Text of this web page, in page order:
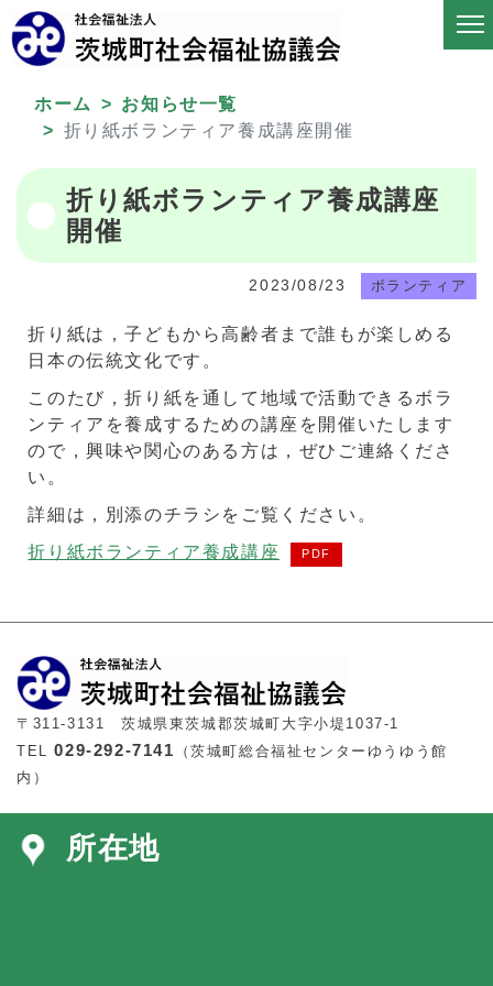
ホーム
お知らせ一覧
折り紙ボランティア養成講座開催
折り紙ボランティア養成講座
開催
2023/08/23 ボランティア
折り紙は，子どもから高齢者まで誰もが楽しめる
日本の伝統文化です。
このたび，折り紙を通して地域で活動できるボラ
ンティアを養成するための講座を開催いたします
ので，興味や関心のある方は，ぜひご連絡くださ
い。
詳細は，別添のチラシをご覧ください。
折り紙ボランティア養成講座
〒311-3131 茨城県東茨城郡茨城町大字小堤1037-1
TEL029-292-7141
（茨城町総合福祉センターゆうゆう館
内）
所在地